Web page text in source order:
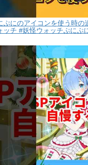
ぷにのアイコンを使う時の
ッチ #妖怪ウォッチぷにぷ